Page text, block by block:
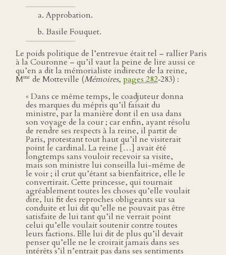
Approbation.
Basile Fouquet.
Le poids politique de l’entrevue était tel – rallier Paris
à la Couronne – qu’il vaut la peine de lire aussi ce
qu’en a dit la mémorialiste indirecte de la reine,
Mme de Motteville (Mémoires, pages 282‑283) :
« Dans ce même temps, le coadjuteur donna
des marques du mépris qu’il faisait du
ministre, par la manière dont il en usa dans
son voyage de la cour ; car enfin, ayant résolu
de rendre ses respects à la reine, il partit de
Paris, protestant tout haut qu’il ne visiterait
point le cardinal. La reine […] avait été
longtemps sans vouloir recevoir sa visite,
mais son ministre lui conseilla lui-même de
le voir ; il crut qu’étant sa bienfaitrice, elle le
convertirait. Cette princesse, qui tournait
agréablement toutes les choses qu’elle voulait
dire, lui fit des reproches obligeants sur sa
conduite et lui dit qu’elle ne pouvait pas être
satisfaite de lui tant qu’il ne verrait point
celui qu’elle voulait soutenir contre toutes
leurs factions. Elle lui dit de plus qu’il devait
penser qu’elle ne le croirait jamais dans ses
intérêts s’il n’entrait pas dans ses sentiments